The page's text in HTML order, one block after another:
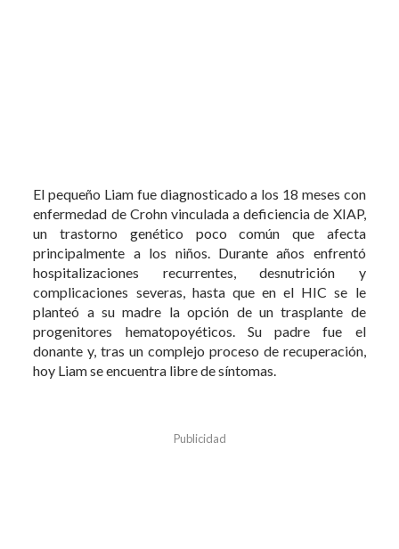
El pequeño Liam fue diagnosticado a los 18 meses con
enfermedad de Crohn vinculada a deficiencia de XIAP,
un trastorno genético poco común que afecta
principalmente a los niños. Durante años enfrentó
hospitalizaciones recurrentes, desnutrición y
complicaciones severas, hasta que en el HIC se le
planteó a su madre la opción de un trasplante de
progenitores hematopoyéticos. Su padre fue el
donante y, tras un complejo proceso de recuperación,
hoy Liam se encuentra libre de síntomas.
Publicidad